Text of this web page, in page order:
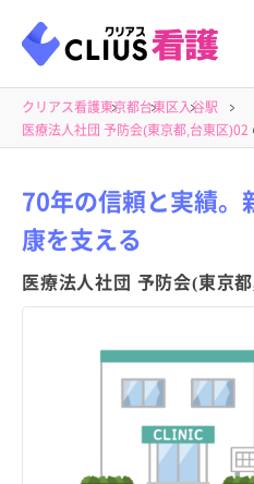
クリアス看護東京都台東区入谷駅
医療法人社団 予防会(東京都,台東区)02
70年の信頼と実績。
康を支える
医療法人社団 予防会(東京